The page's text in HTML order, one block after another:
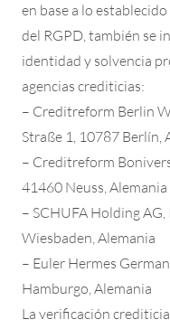
en base a lo
del RGPD, también se
identidad y solvencia
agencias crediticias:
– Creditreform Berlin
Straße 1, 10787 Berlín,
– Creditreform
41460 Neuss, Alemania
– SCHUFA Holding
Wiesbaden, Alemania
– Euler Hermes
Hamburgo, Alemania
La verificación